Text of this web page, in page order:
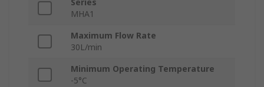
Series
MHA1
Maximum Flow Rate
30L/min
Minimum Operating Temperature
-5°C